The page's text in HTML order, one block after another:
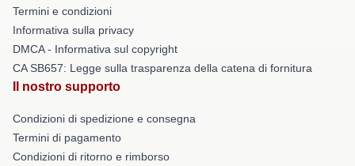
Termini e condizioni
Informativa sulla privacy
DMCA - Informativa sul copyright
CA SB657: Legge sulla trasparenza della catena di fornitura
Il nostro supporto
Condizioni di spedizione e consegna
Termini di pagamento
Condizioni di ritorno e rimborso